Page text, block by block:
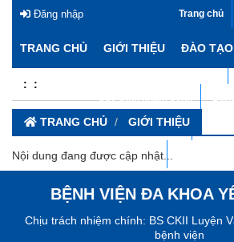
Đăng nhập Trang chủ
Đào tạo - NCKH
Chuyên khoa
Quy trình khám bệnh
Danh mục DVKT
Góc từ thiện
TRANG CHỦ GIỚI THIỆU ĐÀO
:
:
TRANG CHỦ GIỚI THIỆU
Nội dung đang được cập nhật...
BỆNH VIỆN ĐA KHOA
Chịu trách nhiệm chính: BS CKII Luyện
bệnh viện